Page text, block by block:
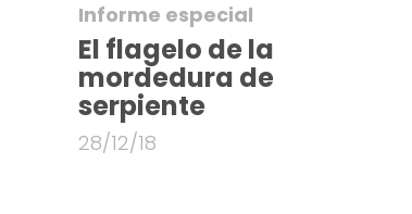
Informe especial
El flagelo de la
mordedura de
serpiente
28/12/18